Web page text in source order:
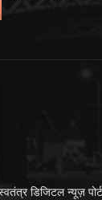
डिजिटल न्यूज़